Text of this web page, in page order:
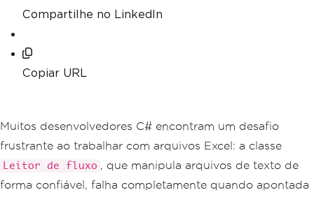
Compartilhe no LinkedIn
Copiar URL
Muitos desenvolvedores C# encontram um desafio
frustrante ao trabalhar com arquivos Excel: a classe
Leitor de fluxo , que manipula arquivos de texto de
forma confiável, falha completamente quando apontada